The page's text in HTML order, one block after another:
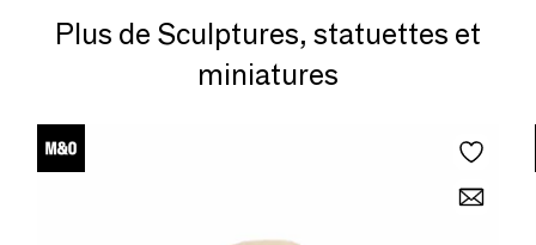
Plus de Sculptures, statuettes et
miniatures